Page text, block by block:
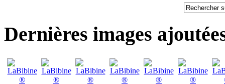
Dernières images